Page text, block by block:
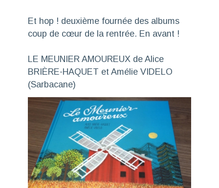
Et hop ! deuxième fournée des albums
coup de cœur de la rentrée. En avant !
LE MEUNIER AMOUREUX de Alice
BRIÈRE-HAQUET et Amélie VIDELO
(Sarbacane)